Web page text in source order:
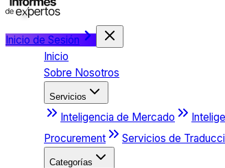
Inicio de Sesión
Inicio
Sobre Nosotros
Servicios
Inteligencia de Mercado
Procurement
Servicios de
Categorías